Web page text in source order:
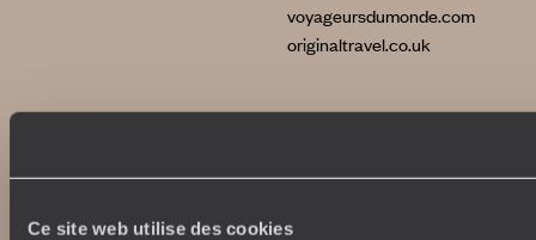
Ce site web utilise des cookies
voyageursdumonde.com
originaltravel.co.uk
Politique de confidentialité et de Cookies